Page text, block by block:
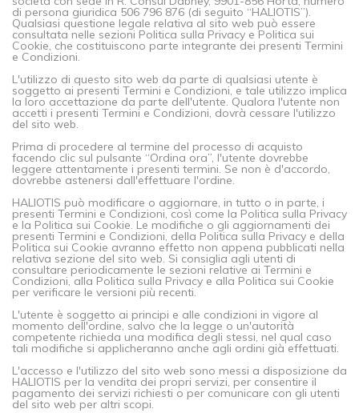
di persona giuridica 506 796 876 (di seguito “HALIOTIS”).
Qualsiasi questione legale relativa al sito web può essere
consultata nelle sezioni Politica sulla Privacy e Politica sui
Cookie, che costituiscono parte integrante dei presenti Termini
e Condizioni.
L'utilizzo di questo sito web da parte di qualsiasi utente è
soggetto ai presenti Termini e Condizioni, e tale utilizzo implica
la loro accettazione da parte dell'utente. Qualora l'utente non
accetti i presenti Termini e Condizioni, dovrà cessare l'utilizzo
del sito web.
Prima di procedere al termine del processo di acquisto
facendo clic sul pulsante “Ordina ora”, l'utente dovrebbe
leggere attentamente i presenti termini. Se non è d'accordo,
dovrebbe astenersi dall'effettuare l'ordine.
HALIOTIS può modificare o aggiornare, in tutto o in parte, i
presenti Termini e Condizioni, così come la Politica sulla Privacy
e la Politica sui Cookie. Le modifiche o gli aggiornamenti dei
presenti Termini e Condizioni, della Politica sulla Privacy e della
Politica sui Cookie avranno effetto non appena pubblicati nella
relativa sezione del sito web. Si consiglia agli utenti di
consultare periodicamente le sezioni relative ai Termini e
Condizioni, alla Politica sulla Privacy e alla Politica sui Cookie
per verificare le versioni più recenti.
L'utente è soggetto ai principi e alle condizioni in vigore al
momento dell'ordine, salvo che la legge o un'autorità
competente richieda una modifica degli stessi, nel qual caso
tali modifiche si applicheranno anche agli ordini già effettuati.
L'accesso e l'utilizzo del sito web sono messi a disposizione da
HALIOTIS per la vendita dei propri servizi, per consentire il
pagamento dei servizi richiesti o per comunicare con gli utenti
del sito web per altri scopi.